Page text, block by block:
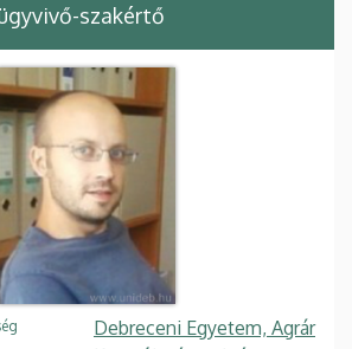
szakértő
Debreceni Egyetem, Agrár